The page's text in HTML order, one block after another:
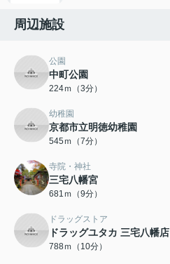
周辺施設
公園
中町公園
224ｍ（3分）
幼稚園
京都市立明徳幼稚園
545ｍ（7分）
寺院・神社
三宅八幡宮
681ｍ（9分）
ドラッグストア
ドラッグユタカ 三宅八幡店
788ｍ（10分）